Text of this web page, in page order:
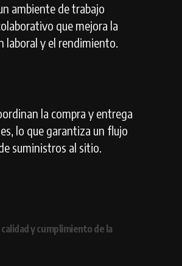
ambiente de trabajo
que mejora la
laboral y el rendimiento.
la compra y entrega
lo que garantiza un flujo
suministros al sitio.
y cumplimiento de la